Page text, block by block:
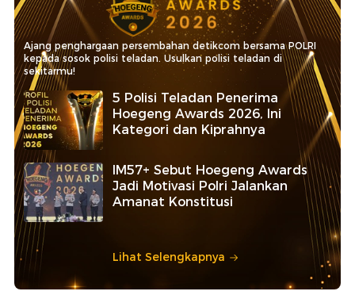
Ajang penghargaan persembahan detikcom bersama POLRI
kepada sosok polisi teladan. Usulkan polisi teladan di
sekitarmu!
5 Polisi Teladan Penerima
Hoegeng Awards 2026, Ini
Kategori dan Kiprahnya
IM57+ Sebut Hoegeng Awards
Jadi Motivasi Polri Jalankan
Amanat Konstitusi
Lihat Selengkapnya